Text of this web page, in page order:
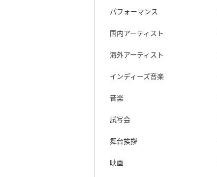
パフォーマンス
国内アーティスト
海外アーティスト
インディーズ音楽
音楽
試写会
舞台挨拶
映画